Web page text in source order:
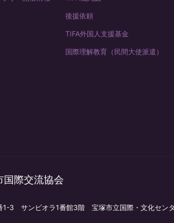
後援依頼
TIFA外国人支援基金
国際理解教育（民間大使派遣）
国際交流協会
1-3 サンビオラ1番館3階 宝塚市立国際・文化セン